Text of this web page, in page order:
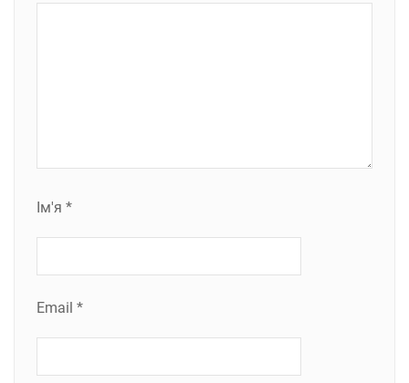
Ім'я *
Email *